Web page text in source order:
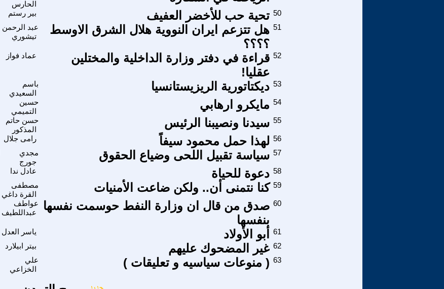
الحارس
بير رستم تحية حب للأخضر العفيف 50
عبد الرحمن
تيشوري
هل تتزعم ايران النووية هلال الشرق الاوسط
؟؟؟؟
51
عماد فواز
قراءة في دفتر وزارة الداخلية والمختلين
عقليا!
52
باسم
السعيدي
ديكتاتورية الريزيستانسيا 53
حسين
التميمي
مايكرو ارهابي 54
حسن حاتم
المذكور
سيدنا ونصيبنا الرئيس 55
رامى جلال لهذا حمل محمود سيفاً 56
مجدي
جورج
سياسة تقبيل اللحى وضياع الحقوق 57
عادل ندا دعوة للحياة 58
مصطفى
القرة داغي
كنا نتمنى أن.. ولكن ضاعت الأمنيات 59
عواطف
عبداللطيف
صدق من قال ان وزارة النفط حوسمت نفسها
بنفسها
60
ياسر العدل أبو الأولاد
61
بيتر ابيلارد غير المضحوك عليهم 62
علي
الخزاعي
( منوعات سياسيه و تعليقات ) 63